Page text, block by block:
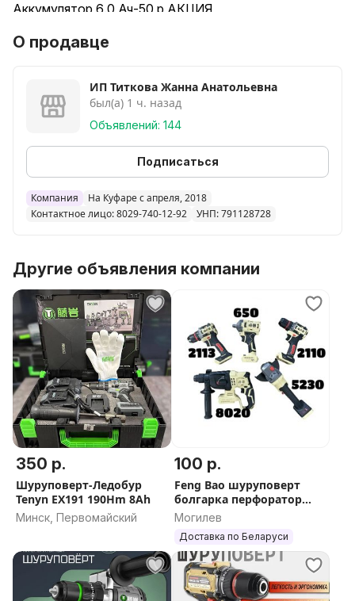
Аккумулятор 6.0 Ач-50 р АКЦИЯ
Аккумулятор 9.0 Ач -100 р
Аккумулятор Макита 6.0 Ач-90 р
Аккумулятор Макита 4.0 Ач-50 р
Аккумулятор Макита 2.0 Ач-30 р
Зарядное устройство двойное-50 р
Зарядное устройство-10 р
Зарядное устройство FengBao -10 р
О продавце
ИП Титкова Жанна Анатольевна
был(а) 1 ч. назад
Объявлений: 144
Подписаться
Компания
На Куфаре с апреля, 2018
Контактное лицо: 8029-740-12-92
УНП: 791128728
Другие объявления компании
350 р.
Шуруповерт-Ледобур
Tenyn EX191 190Hm 8Аh
Минск, Первомайский
100 р.
Feng Bao шуруповерт
болгарка перфоратор
винтоверт
Могилев
Доставка по Беларуси